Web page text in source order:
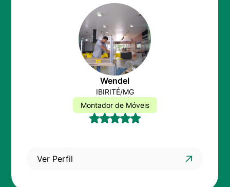
Wendel
IBIRITÉ/MG
Montador de Móveis
Ver Perfil